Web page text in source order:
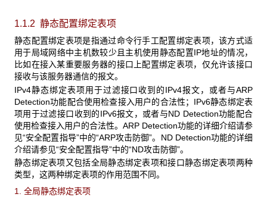
1.1.2 静态配置绑定表项
静态配置绑定表项是指通过命令行手工配置绑定表项，该方式适
用于局域网络中主机数较少且主机使用静态配置IP地址的情况，
比如在接入某重要服务器的接口上配置绑定表项，仅允许该接口
接收与该服务器通信的报文。
IPv4静态绑定表项用于过滤接口收到的IPv4报文，或者与ARP
Detection功能配合使用检查接入用户的合法性；IPv6静态绑定表
项用于过滤接口收到的IPv6报文，或者与ND Detection功能配合
使用检查接入用户的合法性。ARP Detection功能的详细介绍请参
见“安全配置指导”中的“ARP攻击防御”。ND Detection功能的详细
介绍请参见“安全配置指导”中的“ND攻击防御”。
静态绑定表项又包括全局静态绑定表项和接口静态绑定表项两种
类型，这两种绑定表项的作用范围不同。
1. 全局静态绑定表项